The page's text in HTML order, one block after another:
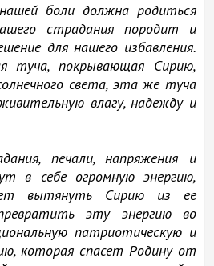
боли должна родиться
страдания породит и
для нашего избавления.
туча, покрывающая Сирию,
света, эта же туча
влагу, надежду и
печали, напряжения и
в себе огромную энергию,
вытянуть Сирию из ее
эту энергию во
патриотическую и
которая спасет Родину от